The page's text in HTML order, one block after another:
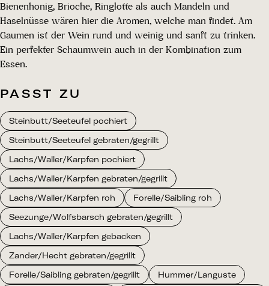
Bienenhonig, Brioche, Ringlotte als auch Mandeln und
Haselnüsse wären hier die Aromen, welche man findet. Am
Gaumen ist der Wein rund und weinig und sanft zu trinken.
Ein perfekter Schaumwein auch in der Kombination zum
Essen.
PASST ZU
Steinbutt/Seeteufel pochiert
Steinbutt/Seeteufel gebraten/gegrillt
Lachs/Waller/Karpfen pochiert
Lachs/Waller/Karpfen gebraten/gegrillt
Lachs/Waller/Karpfen roh
Forelle/Saibling roh
Seezunge/Wolfsbarsch gebraten/gegrillt
Lachs/Waller/Karpfen gebacken
Zander/Hecht gebraten/gegrillt
Forelle/Saibling gebraten/gegrillt
Hummer/Languste